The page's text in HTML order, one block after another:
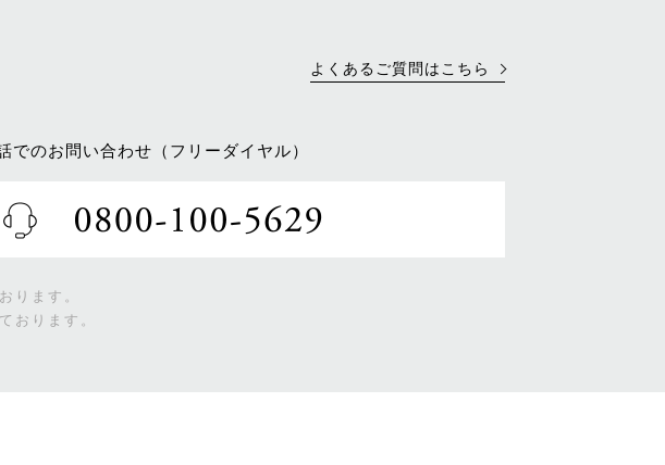
よくあるご質問はこちら
でのお問い合わせ（フリーダイヤル）
ります。
おります。